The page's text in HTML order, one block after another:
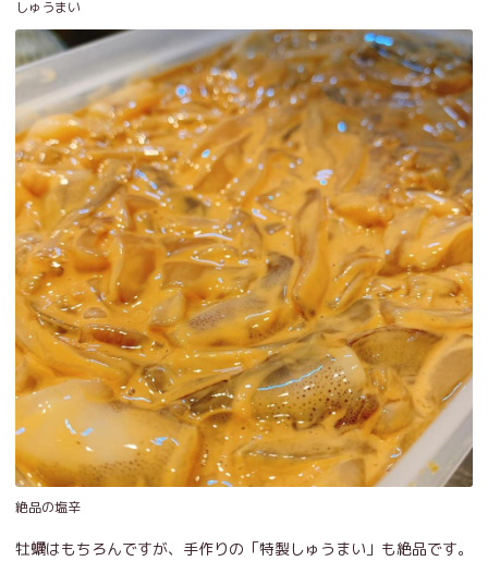
しゅうまい
絶品の塩辛
牡蠣はもちろんですが、手作りの「特製しゅうまい」も絶品です。